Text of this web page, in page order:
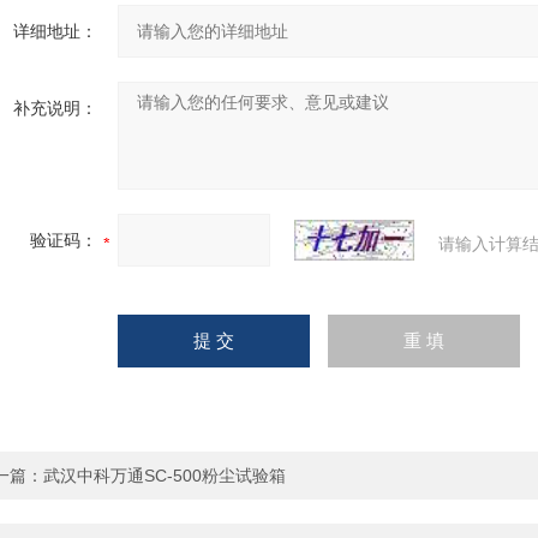
详细地址：
补充说明：
验证码： 请输入计算
篇： 武汉中科万通SC-500粉尘试验箱